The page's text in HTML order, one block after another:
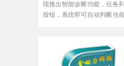
现推出智能诊断功能，任务
按钮，系统即可自动判断当
刚刚收录首页，就拿去做排
效果不好，详细说明请看文章